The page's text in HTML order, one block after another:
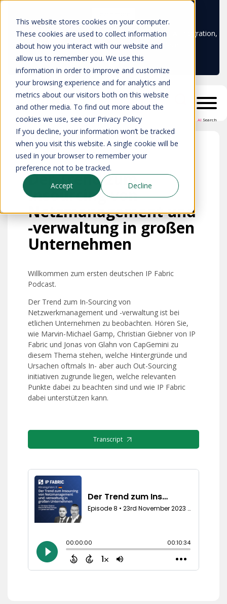
This website stores cookies on your computer.
These cookies are used to collect information
about how you interact with our website and
allow us to remember you. We use this
information in order to improve and customize
your browsing experience and for analytics and
metrics about our visitors both on this website
and other media. To find out more about the
cookies we use, see our Privacy Policy
If you decline, your information won’t be tracked
when you visit this website. A single cookie will be
used in your browser to remember your
preference not to be tracked.
Accept
Decline
Don't trust your CMDB? Try IP Fabric's ServiceNow integration,
available in the ServiceNow marketplace!
AI Search
Der Trend zum
Insourcing von
Netzmanagement und
-verwaltung in großen
Unternehmen
Willkommen zum ersten deutschen IP Fabric
Podcast.
Der Trend zum In-Sourcing von
Netzwerkmanagement und -verwaltung ist bei
etlichen Unternehmen zu beobachten. Hören Sie,
wie Marvin-Michael Gamp, Christian Giebner von IP
Fabric und Jonas von Glahn von CapGemini zu
diesem Thema stehen, welche Hintergründe und
Ursachen oftmals In- aber auch Out-Sourcing
initiativen zugrunde liegen, welche relevanten
Punkte dabei zu beachten sind und wie IP Fabric
dabei unterstützen kann.
Transcript